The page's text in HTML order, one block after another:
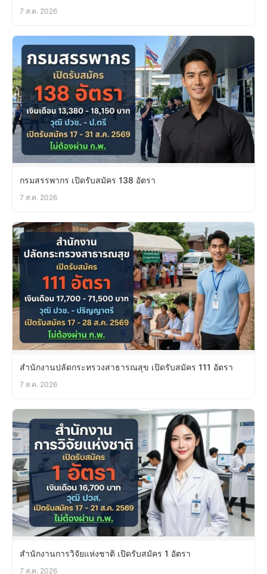
7 ส.ค. 2026
กรมสรรพากร เปิดรับสมัคร 138 อัตรา
7 ส.ค. 2026
สำนักงานปลัดกระทรวงสาธารณสุข เปิดรับสมัคร 111 อัตรา
7 ส.ค. 2026
สำนักงานการวิจัยแห่งชาติ เปิดรับสมัคร 1 อัตรา
7 ส.ค. 2026